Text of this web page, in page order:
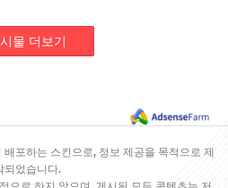
물 더보기
포하는 스킨으로, 정보 제공을 목적으로 제
되었습니다.